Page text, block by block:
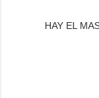
HAY EL